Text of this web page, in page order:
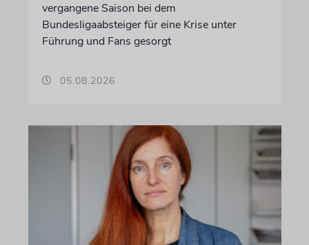
vergangene Saison bei dem
Bundesligaabsteiger für eine Krise unter
Führung und Fans gesorgt
05.08.2026